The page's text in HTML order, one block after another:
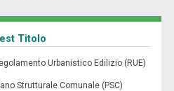
Titolo
Urbanistico Edilizio (RUE)
Strutturale Comunale (PSC)